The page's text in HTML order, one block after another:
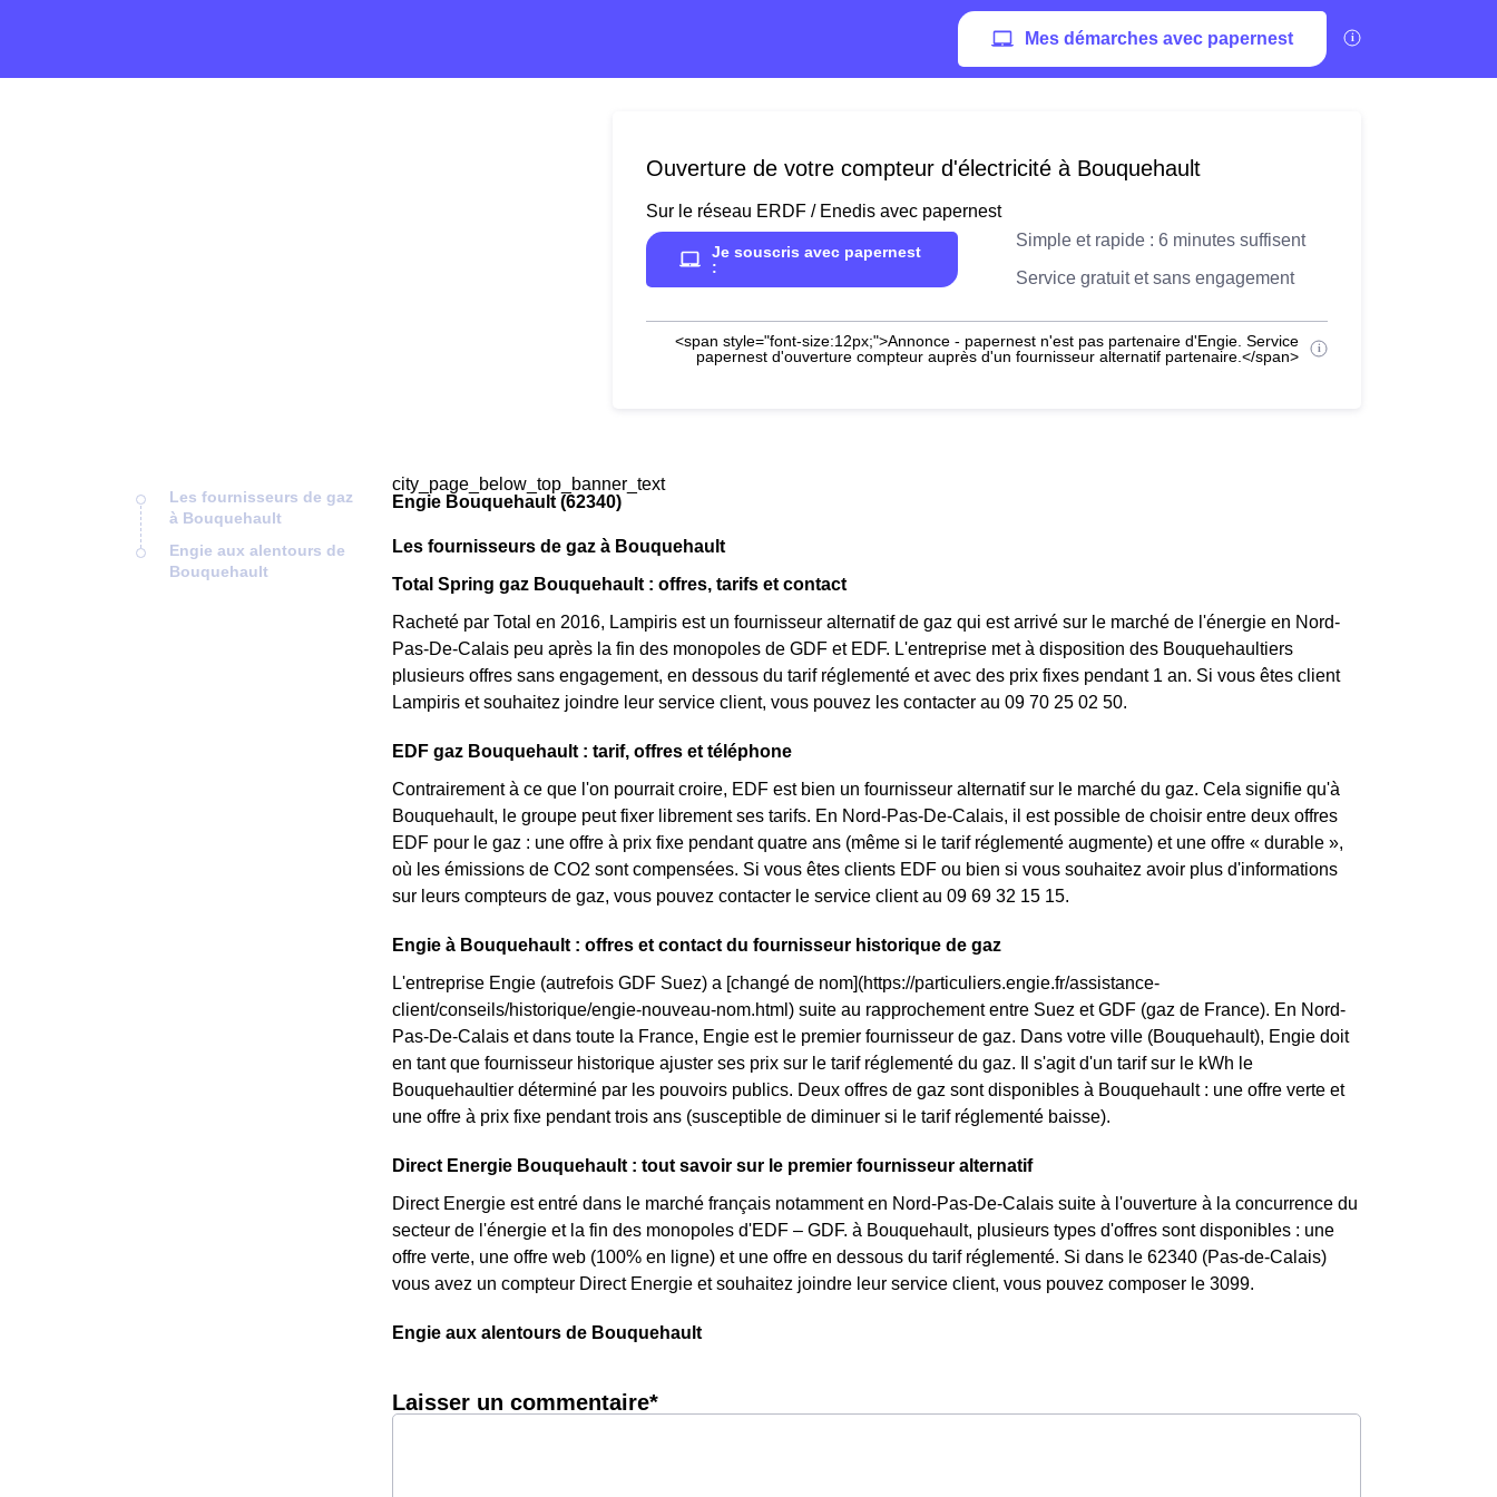
Mes démarches avec papernest
Ouverture de votre compteur d'électricité à Bouquehault
Sur le réseau ERDF / Enedis avec papernest
Je souscris avec papernest
:
Simple et rapide : 6 minutes suffisent
Service gratuit et sans engagement
<span style="font-size:12px;">Annonce - papernest n'est pas partenaire d'Engie. Service
papernest d'ouverture compteur auprès d'un fournisseur alternatif partenaire.</span>
Les fournisseurs de gaz
à Bouquehault
Engie aux alentours de
Bouquehault
city_page_below_top_banner_text
Engie Bouquehault (62340)
Les fournisseurs de gaz à Bouquehault
Total Spring gaz Bouquehault : offres, tarifs et contact
Racheté par Total en 2016, Lampiris est un fournisseur alternatif de gaz qui est arrivé sur le marché de l'énergie en Nord-
Pas-De-Calais peu après la fin des monopoles de GDF et EDF. L'entreprise met à disposition des Bouquehaultiers
plusieurs offres sans engagement, en dessous du tarif réglementé et avec des prix fixes pendant 1 an. Si vous êtes client
Lampiris et souhaitez joindre leur service client, vous pouvez les contacter au 09 70 25 02 50.
EDF gaz Bouquehault : tarif, offres et téléphone
Contrairement à ce que l'on pourrait croire, EDF est bien un fournisseur alternatif sur le marché du gaz. Cela signifie qu'à
Bouquehault, le groupe peut fixer librement ses tarifs. En Nord-Pas-De-Calais, il est possible de choisir entre deux offres
EDF pour le gaz : une offre à prix fixe pendant quatre ans (même si le tarif réglementé augmente) et une offre « durable »,
où les émissions de CO2 sont compensées. Si vous êtes clients EDF ou bien si vous souhaitez avoir plus d'informations
sur leurs compteurs de gaz, vous pouvez contacter le service client au 09 69 32 15 15.
Engie à Bouquehault : offres et contact du fournisseur historique de gaz
L'entreprise Engie (autrefois GDF Suez) a [changé de nom](https://particuliers.engie.fr/assistance-
client/conseils/historique/engie-nouveau-nom.html) suite au rapprochement entre Suez et GDF (gaz de France). En Nord-
Pas-De-Calais et dans toute la France, Engie est le premier fournisseur de gaz. Dans votre ville (Bouquehault), Engie doit
en tant que fournisseur historique ajuster ses prix sur le tarif réglementé du gaz. Il s'agit d'un tarif sur le kWh le
Bouquehaultier déterminé par les pouvoirs publics. Deux offres de gaz sont disponibles à Bouquehault : une offre verte et
une offre à prix fixe pendant trois ans (susceptible de diminuer si le tarif réglementé baisse).
Direct Energie Bouquehault : tout savoir sur le premier fournisseur alternatif
Direct Energie est entré dans le marché français notamment en Nord-Pas-De-Calais suite à l'ouverture à la concurrence du
secteur de l'énergie et la fin des monopoles d'EDF – GDF. à Bouquehault, plusieurs types d'offres sont disponibles : une
offre verte, une offre web (100% en ligne) et une offre en dessous du tarif réglementé. Si dans le 62340 (Pas-de-Calais)
vous avez un compteur Direct Energie et souhaitez joindre leur service client, vous pouvez composer le 3099.
Engie aux alentours de Bouquehault
Laisser un commentaire*